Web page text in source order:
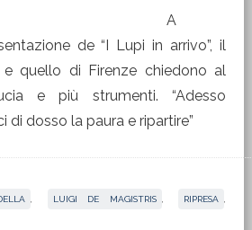
A
de “I Lupi in arrivo”, il
quello di Firenze chiedono al
e più strumenti. “Adesso
di dosso la paura e ripartire”
LUIGI DE MAGISTRIS RIPRESA